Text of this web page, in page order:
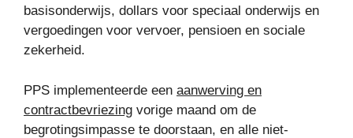
basisonderwijs, dollars voor speciaal onderwijs en
vergoedingen voor vervoer, pensioen en sociale
zekerheid.
PPS implementeerde een aanwerving en
contractbevriezing vorige maand om de
begrotingsimpasse te doorstaan, en alle niet-